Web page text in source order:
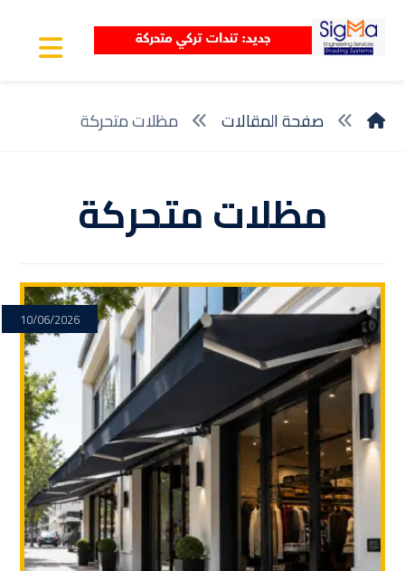
صفحة المقالات مظلات متحركة
مظلات متحركة
10/06/2026